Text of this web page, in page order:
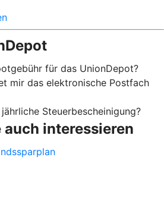
für das UnionDepot?
mir das elektronische Postfach
Steuerbescheinigung?
auch interessieren